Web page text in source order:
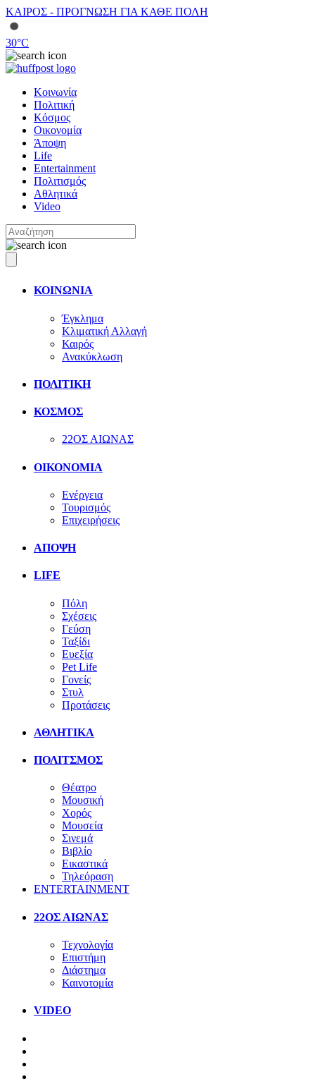
ΚΑΙΡΟΣ - ΠΡΟΓΝΩΣΗ ΓΙΑ ΚΑΘΕ ΠΟΛΗ
30°C
Κοινωνία
Πολιτική
Κόσμος
Οικονομία
Άποψη
Life
Entertainment
Πολιτισμός
Αθλητικά
Video
ΚΟΙΝΩΝΙΑ
Έγκλημα
Κλιματική Αλλαγή
Καιρός
Ανακύκλωση
ΠΟΛΙΤΙΚΗ
ΚΟΣΜΟΣ
22ΟΣ ΑΙΩΝΑΣ
ΟΙΚΟΝΟΜΙΑ
Ενέργεια
Τουρισμός
Επιχειρήσεις
ΑΠΟΨΗ
LIFE
Πόλη
Σχέσεις
Γεύση
Ταξίδι
Ευεξία
Pet Life
Γονείς
Στυλ
Προτάσεις
ΑΘΛΗΤΙΚΑ
ΠΟΛΙΤΣΜΟΣ
Θέατρο
Μουσική
Χορός
Μουσεία
Σινεμά
Βιβλίο
Εικαστικά
Τηλεόραση
ENTERTAINMENT
22ΟΣ ΑΙΩΝΑΣ
Τεχνολογία
Επιστήμη
Διάστημα
Καινοτομία
VIDEO